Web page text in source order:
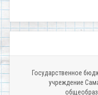
Государственное
учреждение